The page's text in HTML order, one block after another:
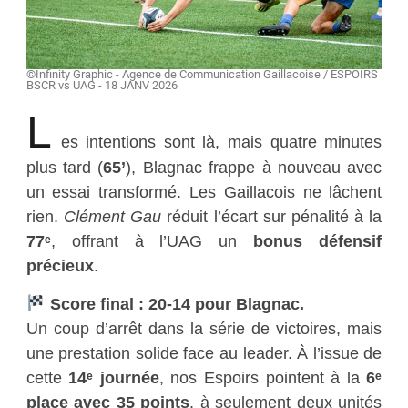
©Infinity Graphic - Agence de Communication Gaillacoise / ESPOIRS
BSCR vs UAG - 18 JANV 2026
L es intentions sont là, mais quatre minutes
plus tard (65’), Blagnac frappe à nouveau avec
un essai transformé. Les Gaillacois ne lâchent
rien. Clément Gau réduit l’écart sur pénalité à la
77ᵉ, offrant à l’UAG un bonus défensif
précieux.
Score final : 20-14 pour Blagnac.
Un coup d’arrêt dans la série de victoires, mais
une prestation solide face au leader. À l’issue de
cette 14ᵉ journée, nos Espoirs pointent à la6ᵉ
place avec 35 points, à seulement deux unités